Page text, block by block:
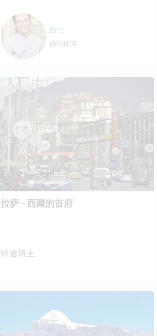
Eric
旅行顾问
拉萨 - 西藏的首府
特邀博主